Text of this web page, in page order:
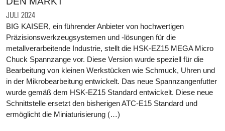
JULI 2024
BIG KAISER, ein führender Anbieter von hochwertigen
Präzisionswerkzeugsystemen und -lösungen für die
metallverarbeitende Industrie, stellt die HSK-EZ15 MEGA Micro
Chuck Spannzange vor. Diese Version wurde speziell für die
Bearbeitung von kleinen Werkstücken wie Schmuck, Uhren und
in der Mikrobearbeitung entwickelt. Das neue Spannzangenfutter
wurde gemäß dem HSK-EZ15 Standard entwickelt. Diese neue
Schnittstelle ersetzt den bisherigen ATC-E15 Standard und
ermöglicht die Miniaturisierung (…)